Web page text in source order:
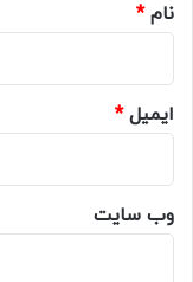
نام*
ایمیل*
وب‌ سایت